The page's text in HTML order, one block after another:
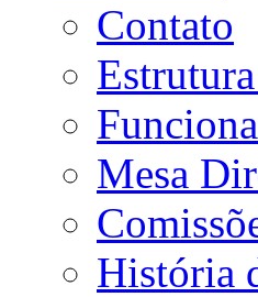
Contato
Mesa
História